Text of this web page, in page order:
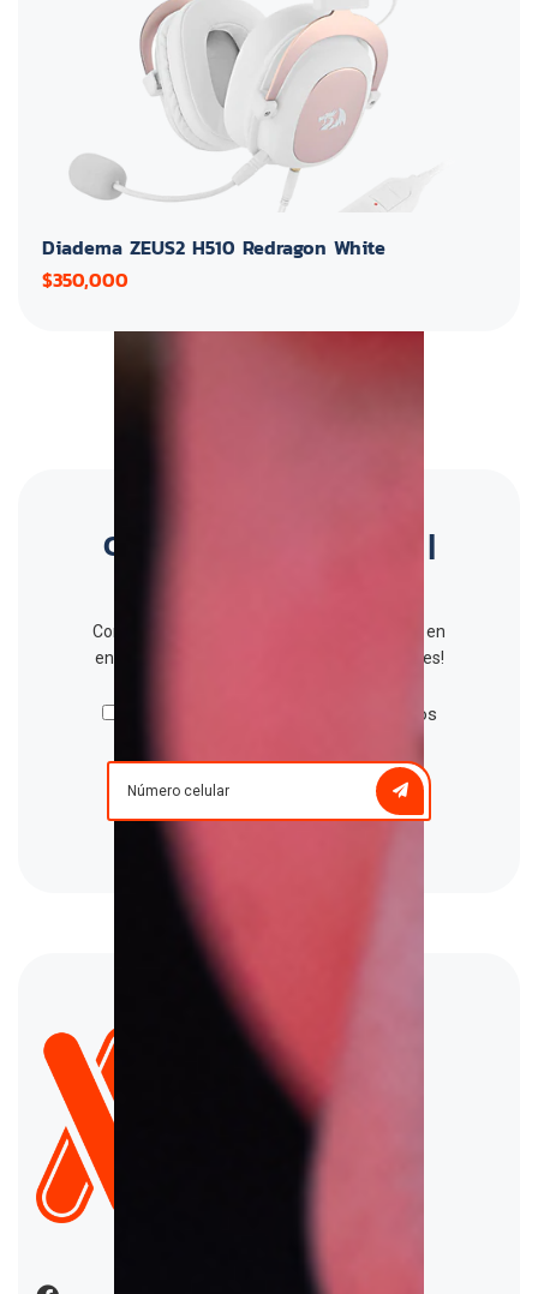
Diadema ZEUS2 H510 Redragon White
$350,000
Conéctese con nosotros |
Conéctese con nosotros para ser el primero en
enterarse de nuestras noticias y promociones!
Al marcar esta casilla aceptas nuestros